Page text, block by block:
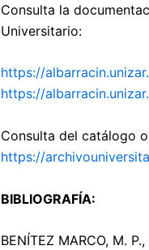
Consulta la
Universitario:
https://
https://
Consulta del catálogo
https://
BIBLIOGRAFÍA:
BENÍTEZ MARCO, M. P.,